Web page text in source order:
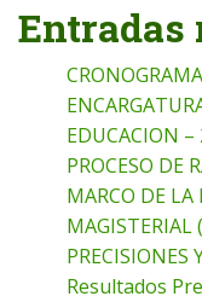
Entradas
EDUCACION –
PROCESO DE
MARCO DE LA
MAGISTERIAL
PRECISIONES
Resultados